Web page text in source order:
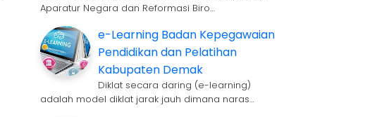
Aparatur Negara dan Reformasi Biro…
e-Learning Badan Kepegawaian
Pendidikan dan Pelatihan
Kabupaten Demak
Diklat secara daring (e-learning)
adalah model diklat jarak jauh dimana naras…